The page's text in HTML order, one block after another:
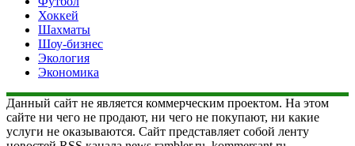
Хоккей
Шахматы
Шоу-бизнес
Экология
Экономика
Данный сайт не является коммерческим проектом. На этом
сайте ни чего не продают, ни чего не покупают, ни какие
услуги не оказываются. Сайт представляет собой ленту